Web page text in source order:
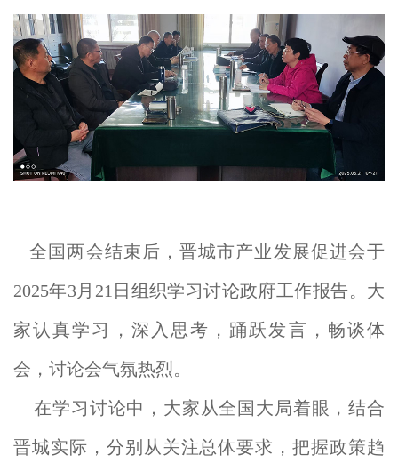
全国两会结束后，晋城市产业发展促进会于
2025年3月21日组织学习讨论政府工作报告。大
家认真学习，深入思考，踊跃发言，畅谈体
会，讨论会气氛热烈。
在学习讨论中，大家从全国大局着眼，结合
晋城实际，分别从关注总体要求，把握政策趋